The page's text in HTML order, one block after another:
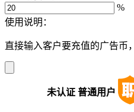
%
使用说明：
直接输入客户要充值的广告币
未认证 普通用户